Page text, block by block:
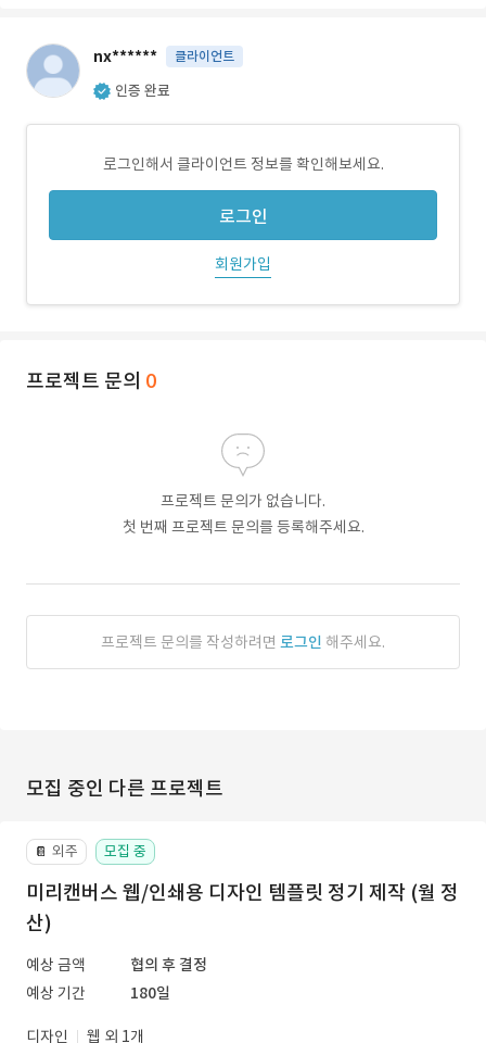
nx****** 클라이언트
인증 완료
로그인해서 클라이언트 정보를 확인해보세요.
로그인
회원가입
프로젝트 문의 0
프로젝트 문의가 없습니다.
첫 번째 프로젝트 문의를 등록해주세요.
프로젝트 문의를 작성하려면 로그인 해주세요.
모집 중인 다른 프로젝트
📔 외주 모집 중
미리캔버스 웹/인쇄용 디자인 템플릿 정기 제작 (월 정
산)
예상 금액
협의 후 결정
예상 기간
180일
디자인
웹 외 1개